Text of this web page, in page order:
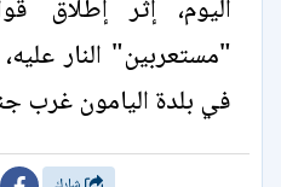
اليوم، إثر إطلاق
"مستعربين" النار
في بلدة اليامون غرب